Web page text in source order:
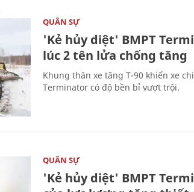
QUÂN SỰ
'Kẻ hủy diệt' BMPT
lúc 2 tên lửa chống tăng
Khung thân xe tăng T-90 khiến xe
Terminator có độ bền bỉ vượt trội.
QUÂN SỰ
'Kẻ hủy diệt' BMPT